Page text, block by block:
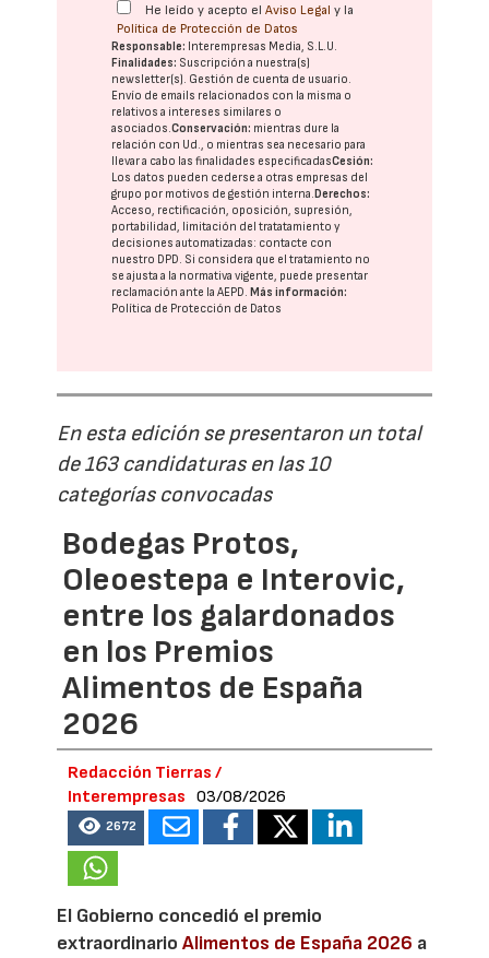
He leído y acepto elAviso Legal y la
Política de Protección de Datos
Responsable: Interempresas Media, S.L.U.
Finalidades: Suscripción a nuestra(s)
newsletter(s). Gestión de cuenta de usuario.
Envío de emails relacionados con la misma o
relativos a intereses similares o
asociados.Conservación: mientras dure la
relación con Ud., o mientras sea necesario para
llevar a cabo las finalidades especificadasCesión:
Los datos pueden cederse a otras empresas del
grupo por motivos de gestión interna.Derechos:
Acceso, rectificación, oposición, supresión,
portabilidad, limitación del tratatamiento y
decisiones automatizadas: contacte con
nuestro DPD. Si considera que el tratamiento no
se ajusta a la normativa vigente, puede presentar
reclamación ante laAEPD.Más información:
Política de Protección de Datos
En esta edición se presentaron un total
de 163 candidaturas en las 10
categorías convocadas
Bodegas Protos,
Oleoestepa e Interovic,
entre los galardonados
en los Premios
Alimentos de España
2026
Redacción Tierras /
Interempresas
03/08/2026
2672
El Gobierno concedió el premio
extraordinarioAlimentos de España 2026 a